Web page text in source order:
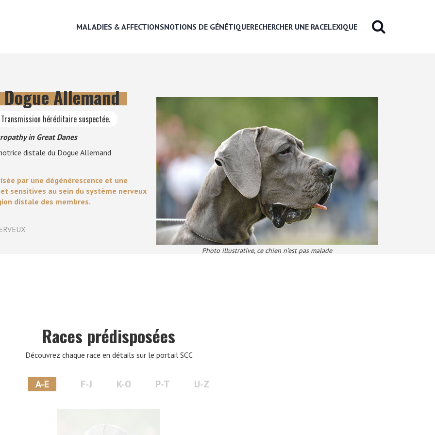
MALADIES & AFFECTIONS
NOTIONS DE GÉNÉTIQUE
RECHERCHER UNE RACE
LEXIQUE
VERS LE SITE SCC.ASSO.FR
MALADIES & AFFECTIONSNOTIONS DE GÉNÉTIQUERECHERCHER UNE RACELEXIQUE
Allemand
héréditaire suspectée.
in Great Danes
distale du Dogue Allemand
par une dégénérescence et une
sensitives au sein du système nerveux
distale des membres.
Photo illustrative, ce chien n’est pas malade
Races prédisposées
Découvrez chaque race en détails sur le portail SCC
A-E F-J K-O P-T U-Z